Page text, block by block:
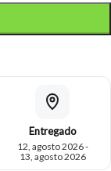
Entregado
12, agosto 2026 -
13, agosto 2026